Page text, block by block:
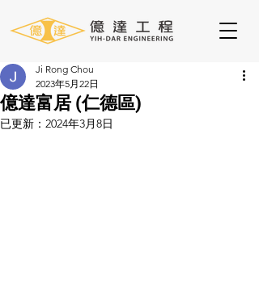
億達富居 (仁德區)
Ji Rong Chou
2023年5月22日
已更新： 2024年3月8日